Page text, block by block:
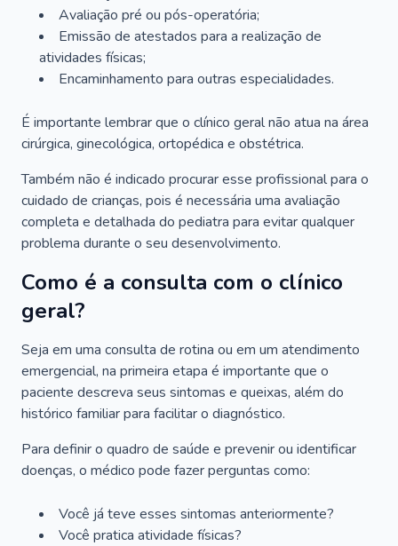
Avaliação pré ou pós-operatória;
Emissão de atestados para a realização de
atividades físicas;
Encaminhamento para outras especialidades.
É importante lembrar que o clínico geral não atua na área
cirúrgica, ginecológica, ortopédica e obstétrica.
Também não é indicado procurar esse profissional para o
cuidado de crianças, pois é necessária uma avaliação
completa e detalhada do pediatra para evitar qualquer
problema durante o seu desenvolvimento.
Como é a consulta com o clínico
geral?
Seja em uma consulta de rotina ou em um atendimento
emergencial, na primeira etapa é importante que o
paciente descreva seus sintomas e queixas, além do
histórico familiar para facilitar o diagnóstico.
Para definir o quadro de saúde e prevenir ou identificar
doenças, o médico pode fazer perguntas como:
Você já teve esses sintomas anteriormente?
Você pratica atividade físicas?